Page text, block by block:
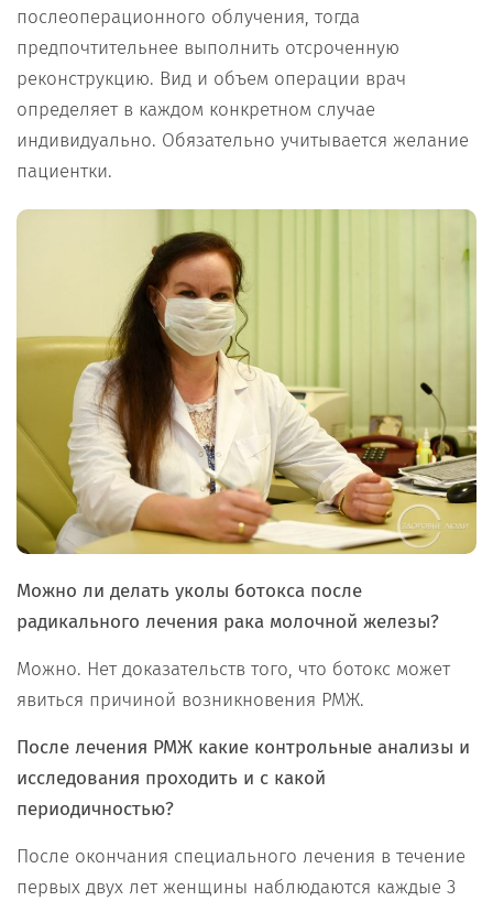
послеоперационного облучения, тогда
предпочтительнее выполнить отсроченную
реконструкцию. Вид и объем операции врач
определяет в каждом конкретном случае
индивидуально. Обязательно учитывается желание
пациентки.
Можно ли делать уколы ботокса после
радикального лечения рака молочной железы?
Можно. Нет доказательств того, что ботокс может
явиться причиной возникновения РМЖ.
После лечения РМЖ какие контрольные анализы и
исследования проходить и с какой
периодичностью?
После окончания специального лечения в течение
первых двух лет женщины наблюдаются каждые 3